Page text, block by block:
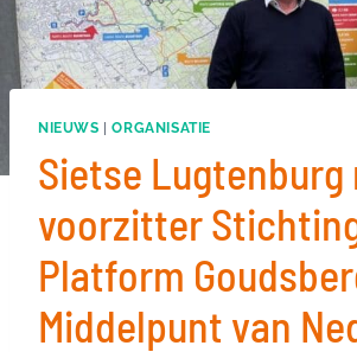
NIEUWS |ORGANISATIE
Sietse Lugtenburg
voorzitter
Platform
Middelpunt van